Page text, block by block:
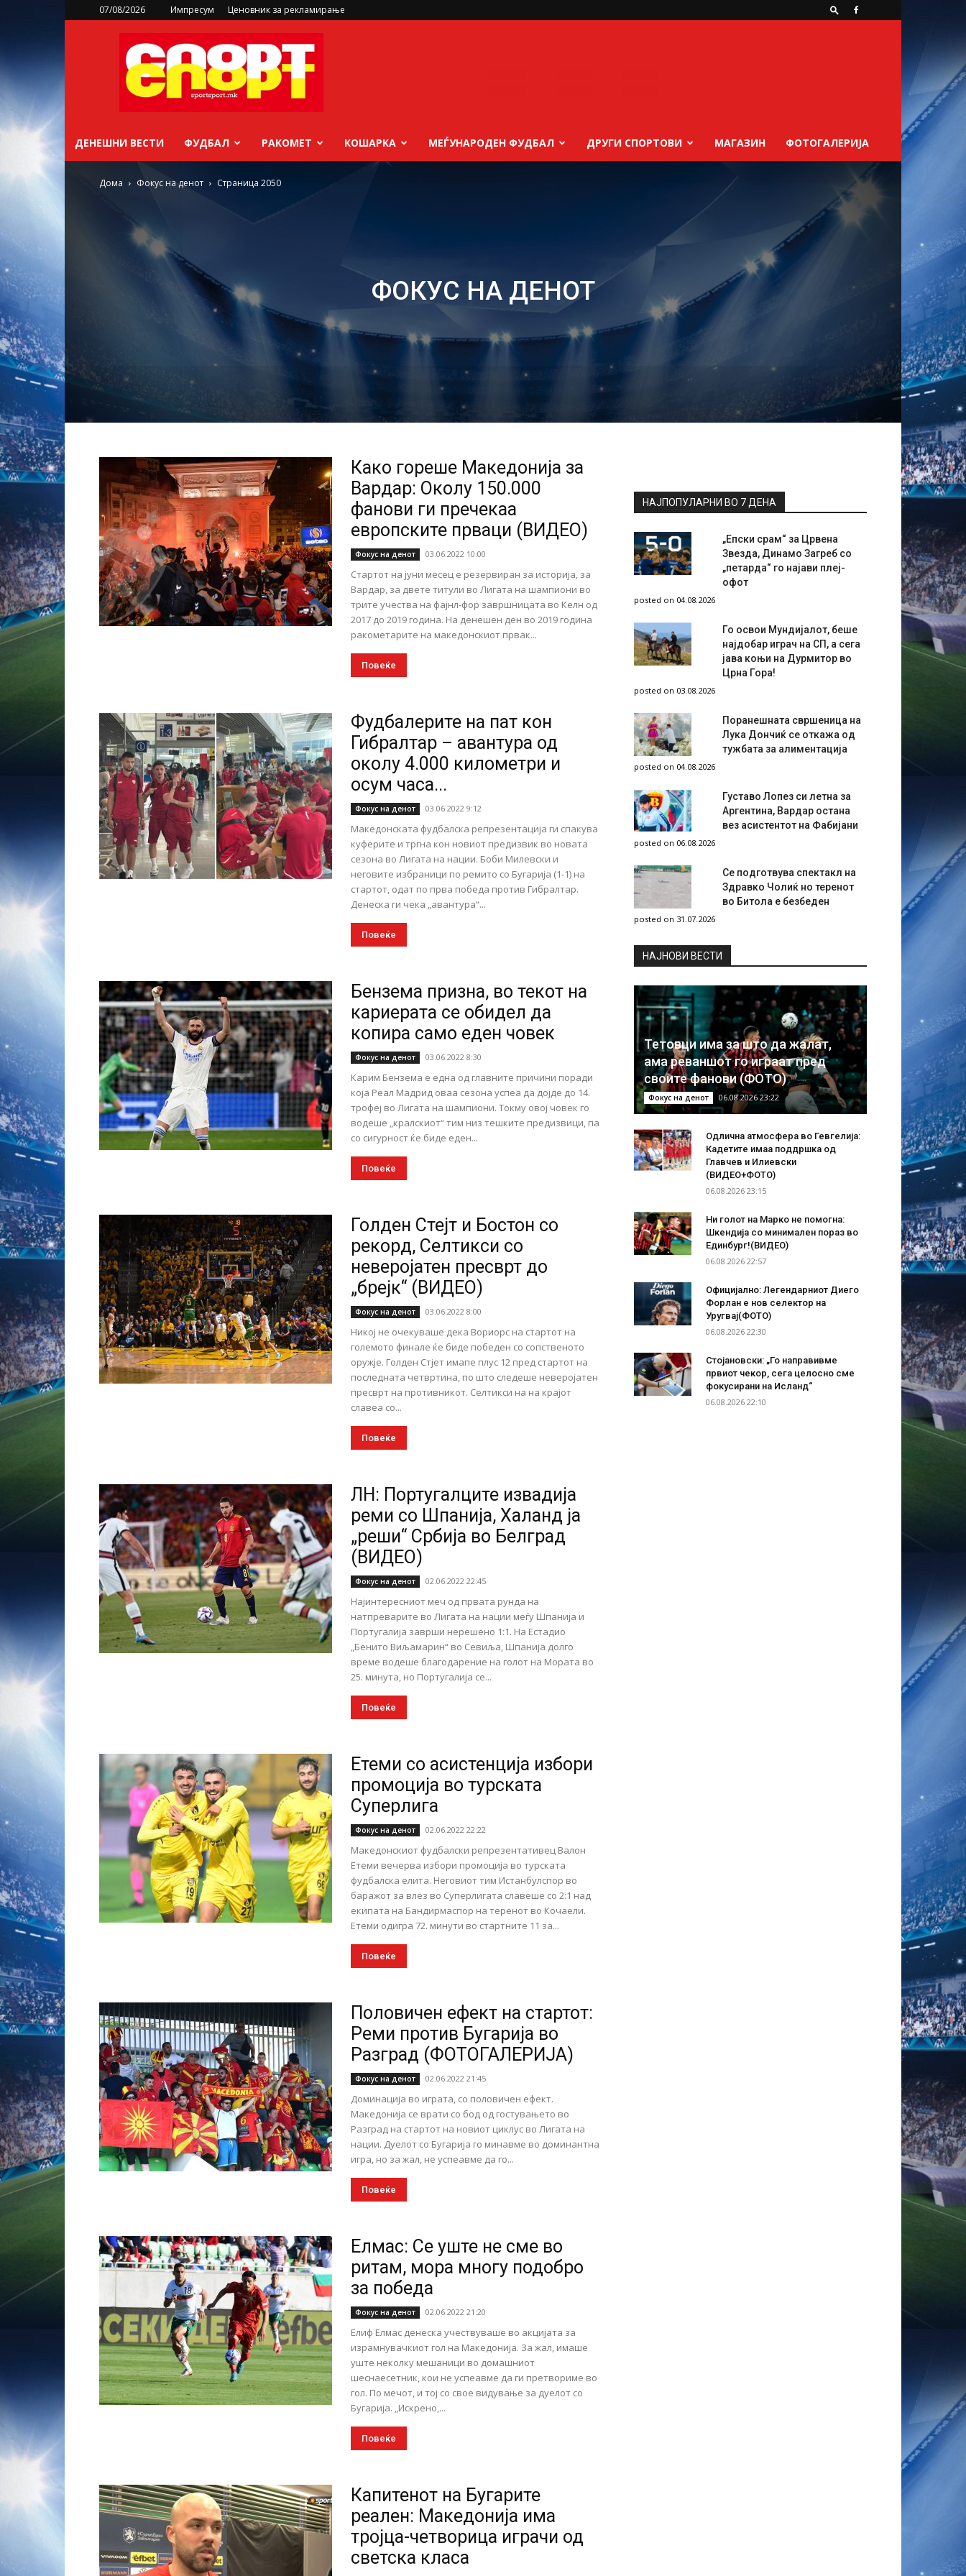
07/08/2026 Импресум Ценовник за рекламирање
sportsport.mk
ДЕНЕШНИ ВЕСТИ ФУДБАЛ РАКОМЕТ КОШАРКА МЕЃУНАРОДЕН ФУДБАЛ ДРУГИ СПОРТОВИ МАГАЗИН ФОТОГАЛЕРИЈА
Дома Фокус на денот Страница 2050
ФОКУС НА ДЕНОТ
Како гореше Македонија за
Вардар: Околу 150.000
фанови ги пречекаа
европските прваци (ВИДЕО)
Фокус на денот 03.06.2022 10:00
Стартот на јуни месец е резервиран за историја, за
Вардар, за двете титули во Лигата на шампиони во
трите учества на фајнл-фор завршницата во Келн од
2017 до 2019 година. На денешен ден во 2019 година
ракометарите на македонскиот првак...
Повеќе
Фудбалерите на пат кон
Гибралтар – авантура од
околу 4.000 километри и
осум часа...
Фокус на денот 03.06.2022 9:12
Македонската фудбалска репрезентација ги спакува
куферите и тргна кон новиот предизвик во новата
сезона во Лигата на нации. Боби Милевски и
неговите избраници по ремито со Бугарија (1-1) на
стартот, одат по прва победа против Гибралтар.
Денеска ги чека „авантура“...
Повеќе
Бензема призна, во текот на
кариерата се обидел да
копира само еден човек
Фокус на денот 03.06.2022 8:30
Карим Бензема е една од главните причини поради
која Реал Мадрид оваа сезона успеа да дојде до 14.
трофеј во Лигата на шампиони. Токму овој човек го
водеше „кралскиот“ тим низ тешките предизвици, па
со сигурност ќе биде еден...
Повеќе
Голден Стејт и Бостон со
рекорд, Селтикси со
неверојатен пресврт до
„брејк“ (ВИДЕО)
Фокус на денот 03.06.2022 8:00
Никој не очекуваше дека Вориорс на стартот на
големото финале ќе биде победен со сопственото
оружје. Голден Стјет имапе плус 12 пред стартот на
последната четвртина, по што следеше неверојатен
пресврт на противникот. Селтикси на на крајот
славеа со...
Повеќе
ЛН: Португалците извадија
реми со Шпанија, Халанд ја
„реши“ Србија во Белград
(ВИДЕО)
Фокус на денот 02.06.2022 22:45
Најинтересниот меч од првата рунда на
натпреварите во Лигата на нации меѓу Шпанија и
Португалија заврши нерешено 1:1. На Естадио
„Бенито Виљамарин“ во Севиља, Шпанија долго
време водеше благодарение на голот на Мората во
25. минута, но Португалија се...
Повеќе
Етеми со асистенција избори
промоција во турската
Суперлига
Фокус на денот 02.06.2022 22:22
Македонскиот фудбалски репрезентативец Валон
Етеми вечерва избори промоција во турската
фудбалска елита. Неговиот тим Истанбулспор во
баражот за влез во Суперлигата славеше со 2:1 над
екипата на Бандирмаспор на теренот во Кочаели.
Етеми одигра 72. минути во стартните 11 за...
Повеќе
Половичен ефект на стартот:
Реми против Бугарија во
Разград (ФОТОГАЛЕРИЈА)
Фокус на денот 02.06.2022 21:45
Доминација во играта, со половичен ефект.
Македонија се врати со бод од гостувањето во
Разград на стартот на новиот циклус во Лигата на
нации. Дуелот со Бугарија го минавме во доминантна
игра, но за жал, не успеавме да го...
Повеќе
Елмас: Се уште не сме во
ритам, мора многу подобро
за победа
Фокус на денот 02.06.2022 21:20
Елиф Елмас денеска учествуваше во акцијата за
израмнувачкиот гол на Македонија. За жал, имаше
уште неколку мешаници во домашниот
шеснаесетник, кои не успеавме да ги претвориме во
гол. По мечот, и тој со свое видување за дуелот со
Бугарија. „Искрено,...
Повеќе
Капитенот на Бугарите
реален: Македонија има
тројца-четворица играчи од
светска класа
НАЈПОПУЛАРНИ ВО 7 ДЕНА
„Епски срам“ за Црвена
Звезда, Динамо Загреб со
„петарда“ го најави плеј-
офот
posted on 04.08.2026
Го освои Мундијалот, беше
најдобар играч на СП, а сега
јава коњи на Дурмитор во
Црна Гора!
posted on 03.08.2026
Поранешната свршеница на
Лука Дончиќ се откажа од
тужбата за алиментација
posted on 04.08.2026
Густаво Лопез си летна за
Аргентина, Вардар остана
вез асистентот на Фабијани
posted on 06.08.2026
Се подготвува спектакл на
Здравко Чолиќ но теренот
во Битола е безбеден
posted on 31.07.2026
НAЈНОВИ ВЕСТИ
Тетовци има за што да жалат,
ама реваншот го играат пред
своите фанови (ФОТО)
Фокус на денот 06.08.2026 23:22
Одлична атмосфера во Гевгелија:
Кадетите имаа поддршка од
Главчев и Илиевски
(ВИДЕО+ФОТО)
06.08.2026 23:15
Ни голот на Марко не помогна:
Шкендија со минимален пораз во
Единбург!(ВИДЕО)
06.08.2026 22:57
Официјално: Легендарниот Диего
Форлан е нов селектор на
Уругвај(ФОТО)
06.08.2026 22:30
Стојановски: „Го направивме
првиот чекор, сега целосно сме
фокусирани на Исланд“
06.08.2026 22:10